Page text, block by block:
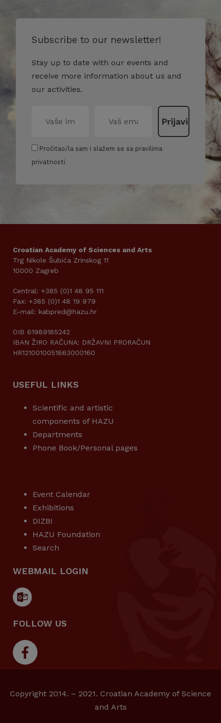
Subscribe to our newsletter!
Stay up to date with our events and
receive more information about us and
our activities.
Pročitao/la sam i slažem se sa pravilima
privatnosti
Croatian Academy of Sciences and Arts
Trg Nikole Šubića Zrinskog 11
10000 Zagreb
Central: +385 (0)1 48 95 111
Fax: +385 (0)1 48 19 979
E-mail: kabpred@hazu.hr
OIB 61989185242
IBAN ŽIRO RAČUNA: DRŽAVNI PRORAČUN
HR1210010051863000160
USEFUL LINKS
Scientific and artistic
components of HAZU
Departments
Phone Book/Personal pages
Event Calendar
Exhibitions
DIZBI
HAZU Foundation
Search
WEBMAIL LOGIN
FOLLOW US
Copyright 2014. – 2021. Croatian Academy of Science
and Arts